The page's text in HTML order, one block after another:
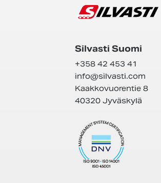
Silvasti Suomi
+358 42 453 41
info@silvasti.com
Kaakkovuorentie 8
40320 Jyväskylä